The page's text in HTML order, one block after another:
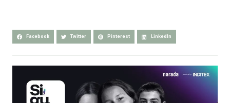
Facebook Twitter Pinterest LinkedIn